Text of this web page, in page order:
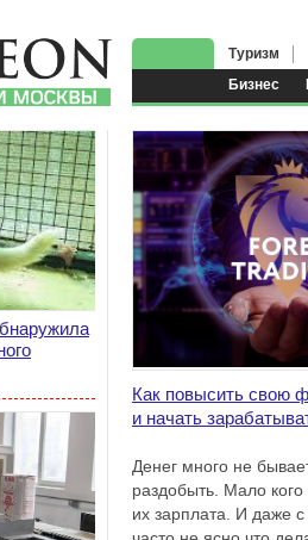
Бизнес
Туризм
Как повысить свою
и начать
Денег много не
раздобыть. Мало кого
их зарплата. И даже